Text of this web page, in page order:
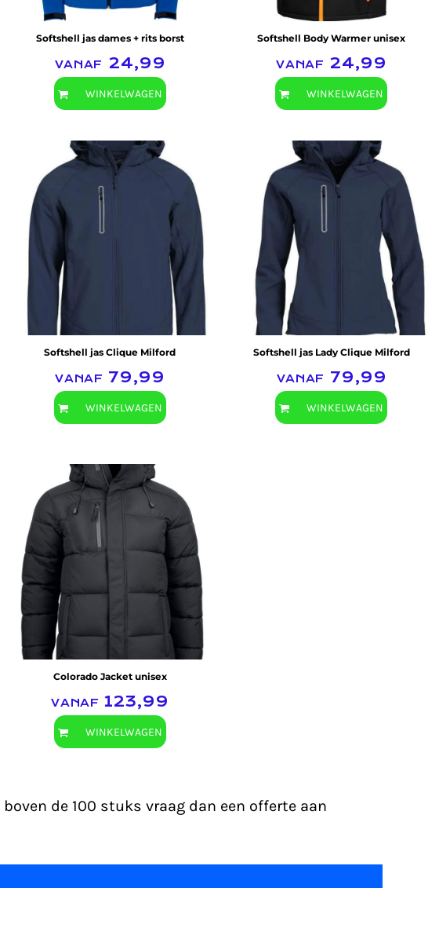
Softshell jas dames + rits borst
vanaf 24,99
WINKELWAGEN
Softshell Body Warmer unisex
vanaf 24,99
WINKELWAGEN
Softshell jas Clique Milford
vanaf 79,99
WINKELWAGEN
Softshell jas Lady Clique Milford
vanaf 79,99
WINKELWAGEN
Clique
Colorado Jacket unisex
vanaf123,99
WINKELWAGEN
de 100 stuks vraag dan een offerte aan